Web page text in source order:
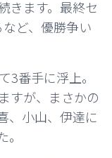
きます。最終セ
ど、優勝争い
3番手に浮上。
すが、まさかの
、小山、伊達に